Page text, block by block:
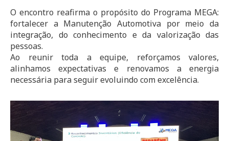
O encontro reafirma o propósito do Programa MEGA:
fortalecer a Manutenção Automotiva por meio da
integração, do conhecimento e da valorização das
pessoas.
Ao reunir toda a equipe, reforçamos valores,
alinhamos expectativas e renovamos a energia
necessária para seguir evoluindo com excelência.